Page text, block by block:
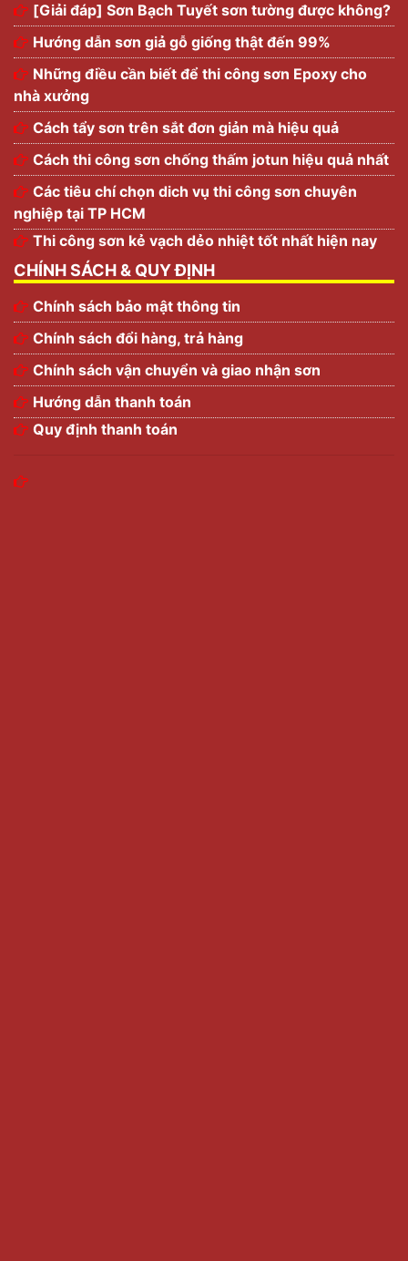
[Giải đáp] Sơn Bạch Tuyết sơn tường được không?
Hướng dẫn sơn giả gỗ giống thật đến 99%
Những điều cần biết để thi công sơn Epoxy cho
nhà xưởng
Cách tẩy sơn trên sắt đơn giản mà hiệu quả
Cách thi công sơn chống thấm jotun hiệu quả nhất
Các tiêu chí chọn dich vụ thi công sơn chuyên
nghiệp tại TP HCM
Thi công sơn kẻ vạch dẻo nhiệt tốt nhất hiện nay
CHÍNH SÁCH & QUY ĐỊNH
Chính sách bảo mật thông tin
Chính sách đổi hàng, trả hàng
Chính sách vận chuyển và giao nhận sơn
Hướng dẫn thanh toán
Quy định thanh toán